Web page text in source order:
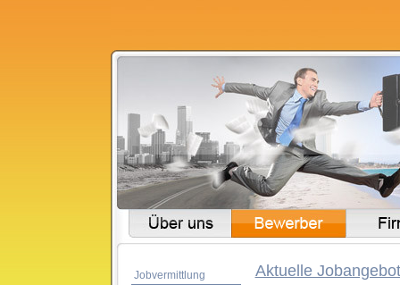
Jobvermittlung
Aktuelle